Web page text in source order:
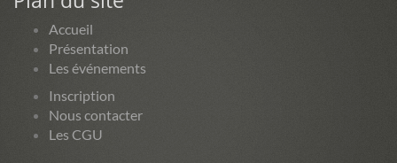
Accueil
Présentation
Les événements
Inscription
Nous contacter
Les CGU